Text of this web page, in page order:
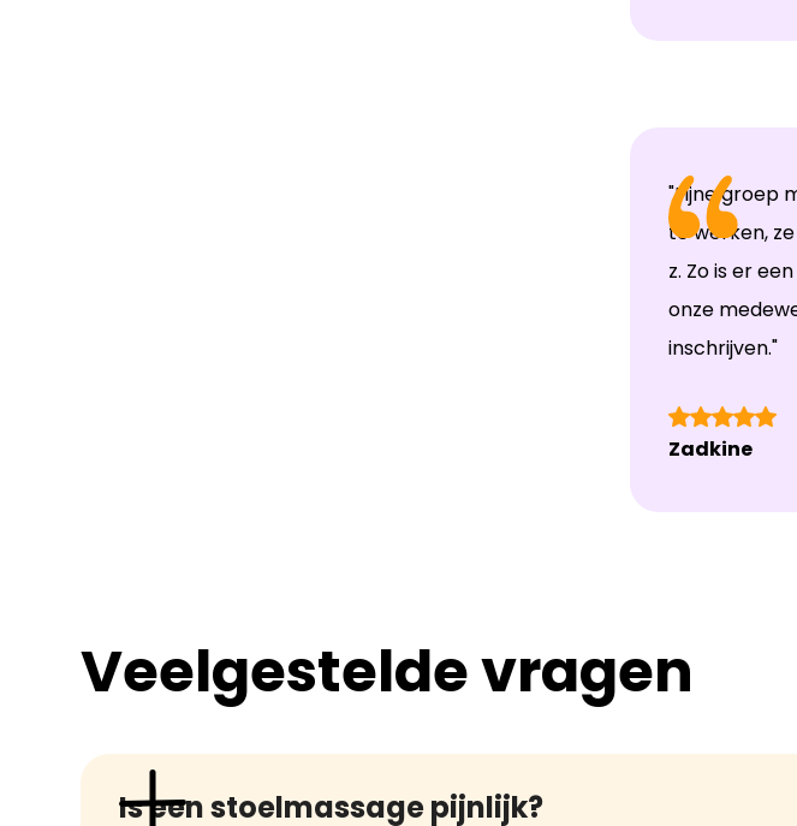
"Fijne groep
te werken,
z. Zo is er
onze
inschrijven."
Zadkine
Veelgestelde vragen
Is een stoelmassage pijnlijk?